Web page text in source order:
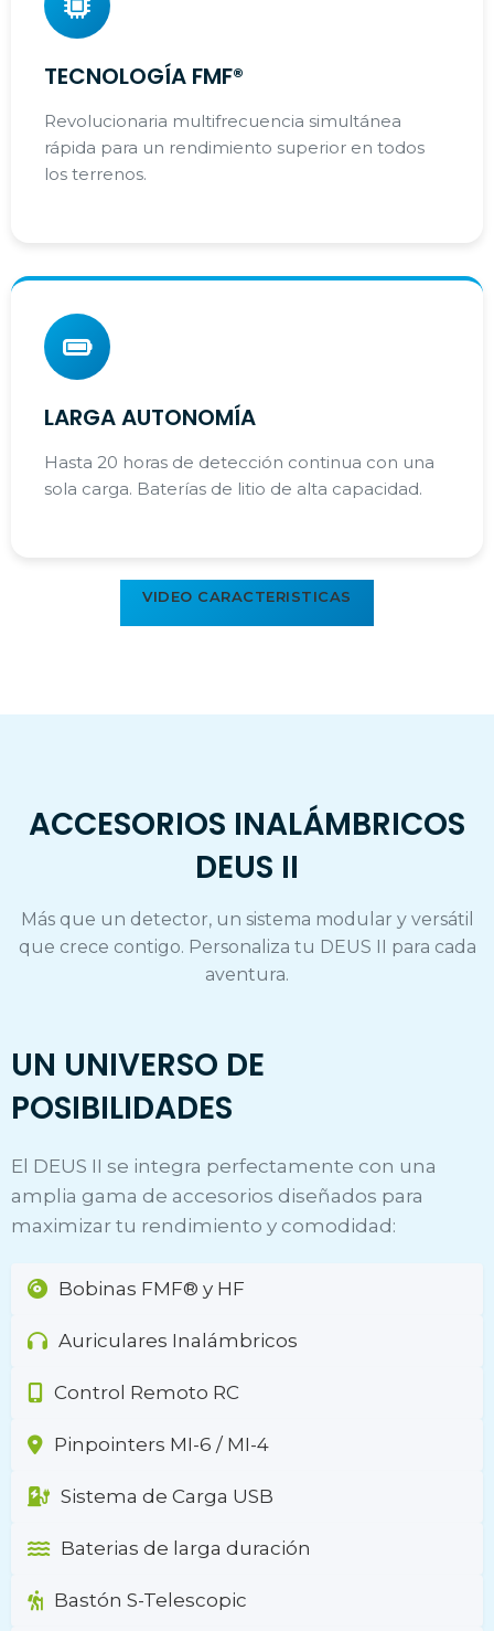
TECNOLOGÍA FMF®
Revolucionaria multifrecuencia simultánea
rápida para un rendimiento superior en todos
los terrenos.
LARGA AUTONOMÍA
Hasta 20 horas de detección continua con una
sola carga. Baterías de litio de alta capacidad.
VIDEO CARACTERISTICAS
ACCESORIOS INALÁMBRICOS
DEUS II
Más que un detector, un sistema modular y versátil
que crece contigo. Personaliza tu DEUS II para cada
aventura.
UN UNIVERSO DE
POSIBILIDADES
El DEUS II se integra perfectamente con una
amplia gama de accesorios diseñados para
maximizar tu rendimiento y comodidad:
Bobinas FMF® y HF
Auriculares Inalámbricos
Control Remoto RC
Pinpointers MI-6 / MI-4
Sistema de Carga USB
Baterias de larga duración
Bastón S-Telescopic